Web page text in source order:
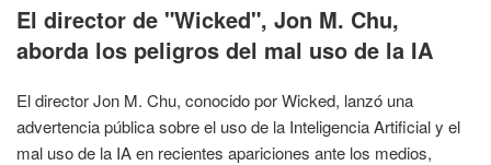
EL
El director de "Wicked", Jon M. Chu,
aborda los peligros del mal uso de la IA
El director Jon M. Chu, conocido por Wicked, lanzó una
advertencia pública sobre el uso de la Inteligencia Artificial y el
mal uso de la IA en recientes apariciones ante los medios,